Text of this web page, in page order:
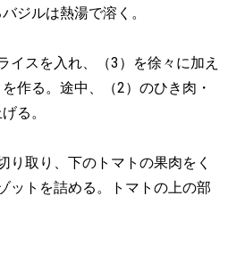
ジルは熱湯で溶く。
イスを入れ、（3）を徐々に加え
作る。途中、（2）のひき肉・
る。
り取り、下のトマトの果肉をく
ットを詰める。トマトの上の部